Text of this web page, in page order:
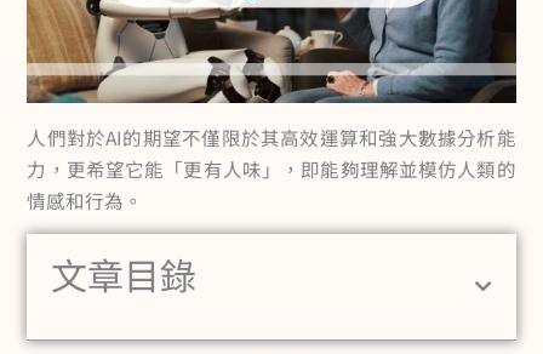
人們對於AI的期望不僅限於其高效運算和強大數據分析能
力，更希望它能「更有人味」，即能夠理解並模仿人類的
情感和行為。
文章目錄